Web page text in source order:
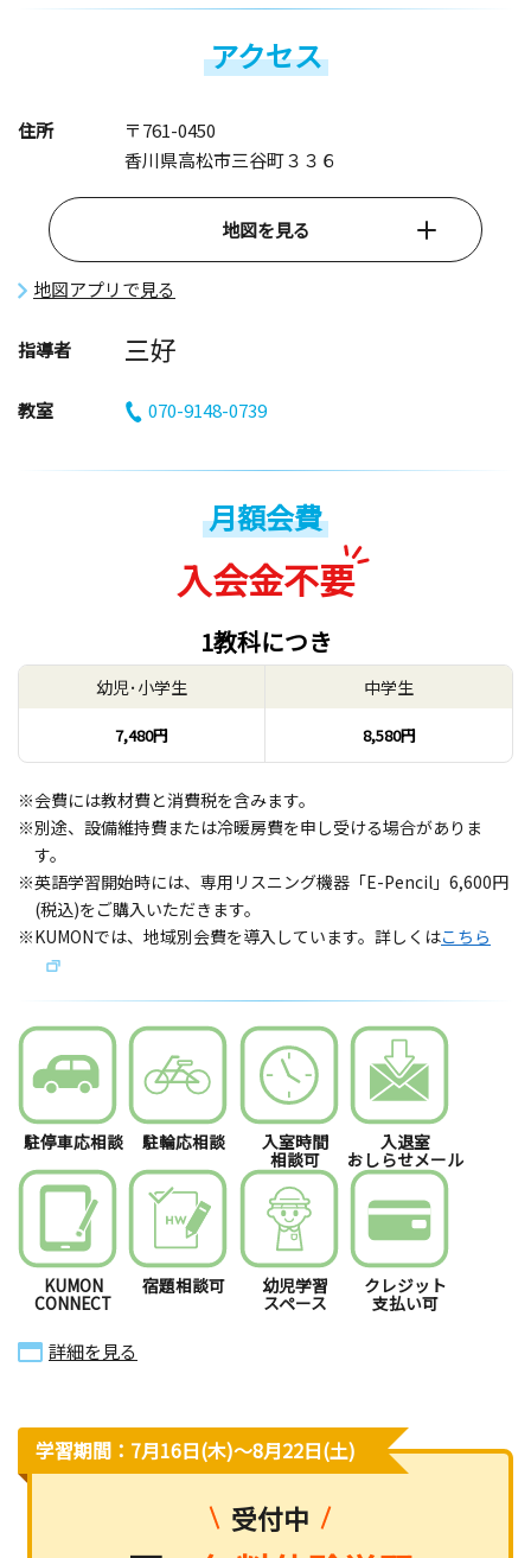
アクセス
住所
〒761-0450
香川県高松市三谷町３３６
地図を見る
地図アプリで見る
指導者 三好
教室 070-9148-0739
月額会費
入会金不要
1教科につき
幼児･小学生
7,480円
中学生
8,580円
※会費には教材費と消費税を含みます。
※別途、設備維持費または冷暖房費を申し受ける場合がありま
す。
※英語学習開始時には、専用リスニング機器「E-Pencil」6,600円
(税込)をご購入いただきます。
※KUMONでは、地域別会費を導入しています。詳しくはこちら
駐停車応相談 駐輪応相談 入室時間
相談可
入退室
おしらせメール
KUMON
CONNECT
宿題相談可 幼児学習
スペース
クレジット
支払い可
詳細を見る
学習期間：7月16日(木)〜8月22日(土)
受付中